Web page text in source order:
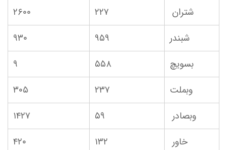
شتران
۲۲۷
۲۶۰۰
شبندر
۹۵۹
۹۳۰
بسویچ
۵۵۸
۹
وبملت
۲۳۷
۳۰۵
وبصادر
۵۹
۱۴۲۷
خاور
۱۳۲
۴۲۰